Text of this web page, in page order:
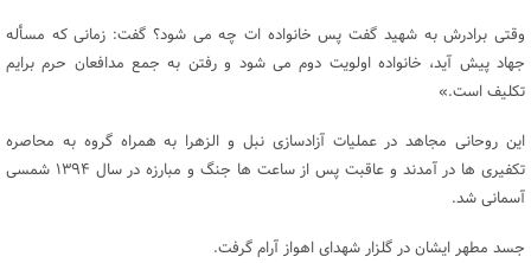
وقتی برادرش به شهید گفت پس خانواده ات چه می شود؟ گفت: زمانی که مسأله
جهاد پیش آید، خانواده اولویت دوم می شود و رفتن به جمع مدافعان حرم برایم
تکلیف است.»
این روحانی مجاهد در عملیات آزادسازی نبل و الزهرا به همراه گروه به محاصره
تکفیری ها در آمدند و عاقبت پس از ساعت ها جنگ و مبارزه در سال ۱۳۹۴ شمسی
آسمانی شد.
جسد مطهر ایشان در گلزار شهدای اهواز آرام گرفت.